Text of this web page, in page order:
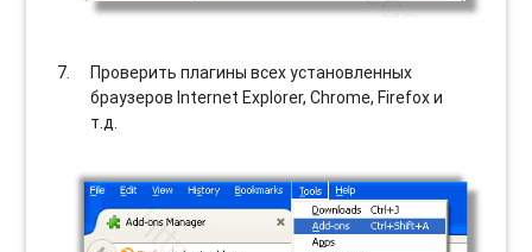
Проверить плагины всех установленных
браузеров Internet Explorer, Chrome, Firefox и
т.д.